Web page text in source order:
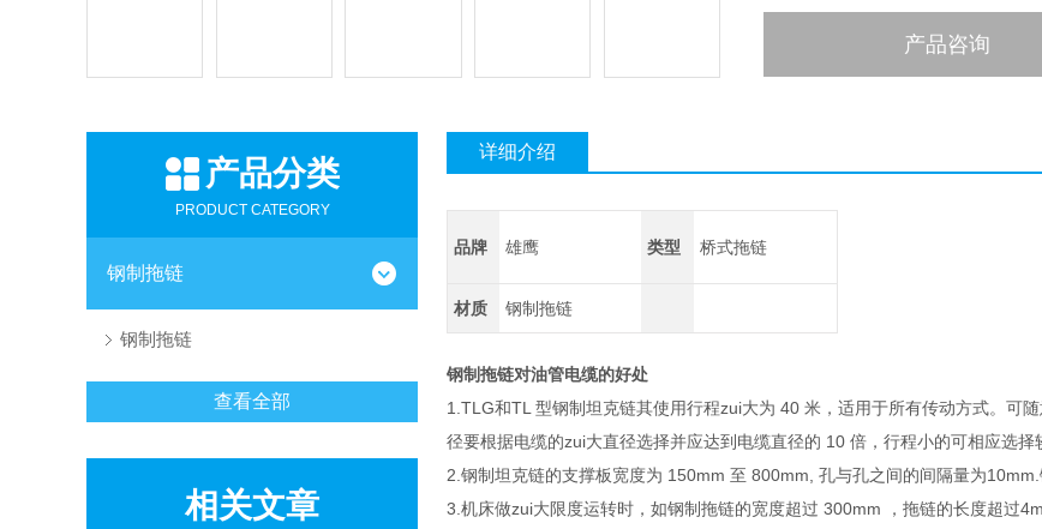
产品咨询
产品分类
PRODUCT CATEGORY
钢制拖链
钢制拖链
查看全部
相关文章
详细介绍
品牌 雄鹰 类型 桥式拖链
材质 钢制拖链
钢制拖链对油管电缆的好处
1.TLG和TL 型钢制坦克链其使用行程zui大为 40 米，适用于所有传动方式。可
径要根据电缆的zui大直径选择并应达到电缆直径的 10 倍，行程小的可相应选择
2.钢制坦克链的支撑板宽度为 150mm 至 800mm, 孔与孔之间的间隔量为
3.机床做zui大限度运转时，如钢制拖链的宽度超过 300mm ，拖链的长度超过